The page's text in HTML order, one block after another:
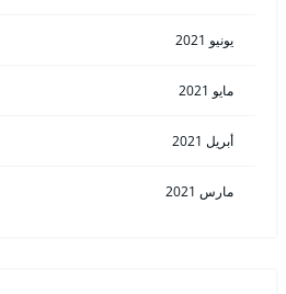
يونيو 2021
مايو 2021
أبريل 2021
مارس 2021